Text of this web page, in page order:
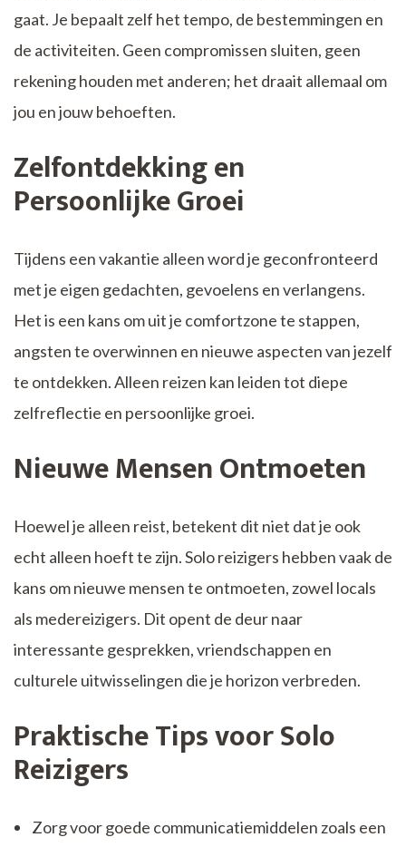
gaat. Je bepaalt zelf het tempo, de bestemmingen en
de activiteiten. Geen compromissen sluiten, geen
rekening houden met anderen; het draait allemaal om
jou en jouw behoeften.
Zelfontdekking en
Persoonlijke Groei
Tijdens een vakantie alleen word je geconfronteerd
met je eigen gedachten, gevoelens en verlangens.
Het is een kans om uit je comfortzone te stappen,
angsten te overwinnen en nieuwe aspecten van jezelf
te ontdekken. Alleen reizen kan leiden tot diepe
zelfreflectie en persoonlijke groei.
Nieuwe Mensen Ontmoeten
Hoewel je alleen reist, betekent dit niet dat je ook
echt alleen hoeft te zijn. Solo reizigers hebben vaak de
kans om nieuwe mensen te ontmoeten, zowel locals
als medereizigers. Dit opent de deur naar
interessante gesprekken, vriendschappen en
culturele uitwisselingen die je horizon verbreden.
Praktische Tips voor Solo
Reizigers
Zorg voor goede communicatiemiddelen zoals een